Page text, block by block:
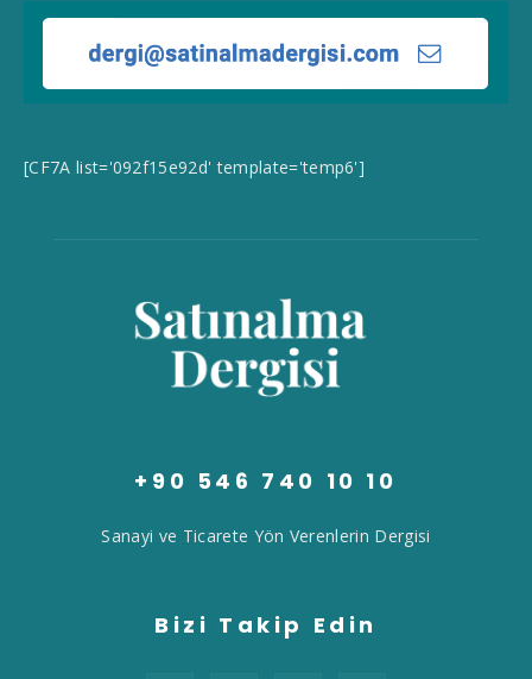
[CF7A list='092f15e92d' template='temp6']
+90 546 740 10 10
Sanayi ve Ticarete Yön Verenlerin Dergisi
Bizi Takip Edin